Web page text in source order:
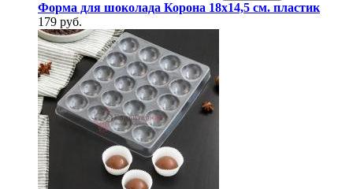
Форма для шоколада Корона 18x14,5 см. пластик
179 руб.